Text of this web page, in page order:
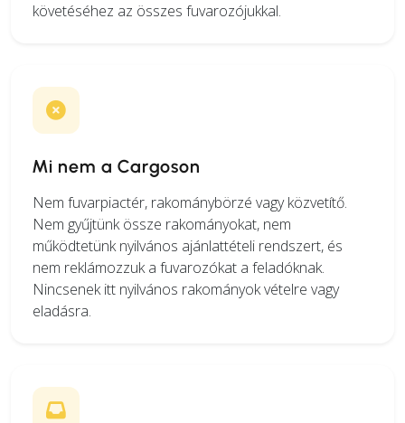
követéséhez az összes fuvarozójukkal.
Mi nem a Cargoson
Nem fuvarpiactér, rakománybörzé vagy közvetítő.
Nem gyűjtünk össze rakományokat, nem
működtetünk nyilvános ajánlattételi rendszert, és
nem reklámozzuk a fuvarozókat a feladóknak.
Nincsenek itt nyilvános rakományok vételre vagy
eladásra.